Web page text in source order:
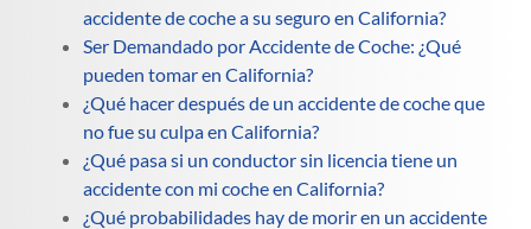
accidente de coche a su seguro en California?
Ser Demandado por Accidente de Coche: ¿Qué
pueden tomar en California?
¿Qué hacer después de un accidente de coche que
no fue su culpa en California?
¿Qué pasa si un conductor sin licencia tiene un
accidente con mi coche en California?
¿Qué probabilidades hay de morir en un accidente